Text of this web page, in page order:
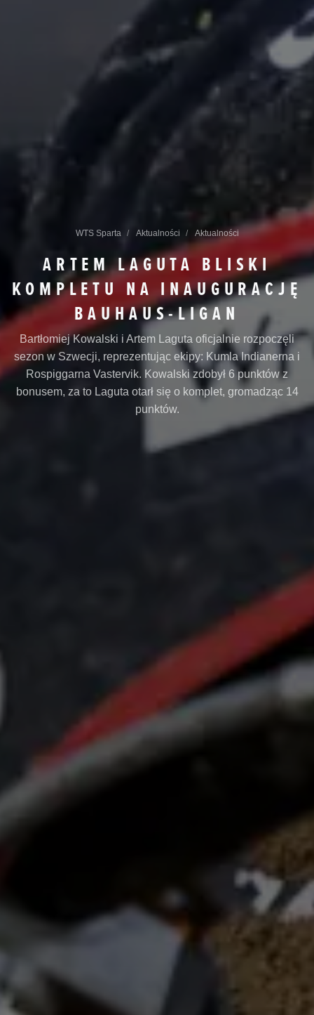
WTS Sparta Aktualności Aktualności
ARTEM LAGUTA BLISKI
KOMPLETU NA INAUGURACJĘ
BAUHAUS-LIGAN
Bartłomiej Kowalski i Artem Laguta oficjalnie rozpoczęli
sezon w Szwecji, reprezentując ekipy: Kumla Indianerna i
Rospiggarna Vastervik. Kowalski zdobył 6 punktów z
bonusem, za to Laguta otarł się o komplet, gromadząc 14
punktów.